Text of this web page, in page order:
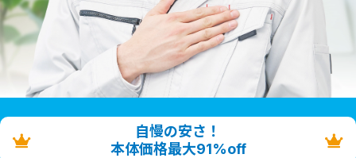
自慢の安さ！
本体価格最大91%off